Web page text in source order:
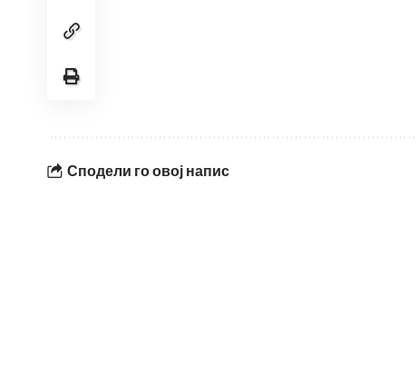
Сподели го овој напис